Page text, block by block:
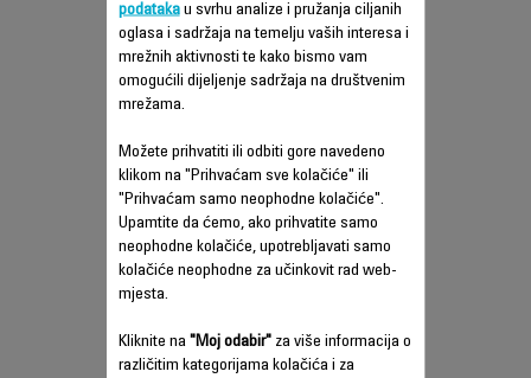
ROWENTA STEAMFORCE PLUS
podatakau svrhu analize i pružanja ciljanih
oglasa i sadržaja na temelju vaših interesa i
mrežnih aktivnosti te kako bismo vam
omogućili dijeljenje sadržaja na društvenim
mrežama.
Možete prihvatiti ili odbiti gore navedeno
klikom na "Prihvaćam sve kolačiće" ili
"Prihvaćam samo neophodne kolačiće".
Upamtite da ćemo, ako prihvatite samo
neophodne kolačiće, upotrebljavati samo
kolačiće neophodne za učinkovit rad web-
mjesta.
Kliknite na "Moj odabir"za više informacija o
različitim kategorijama kolačića i za